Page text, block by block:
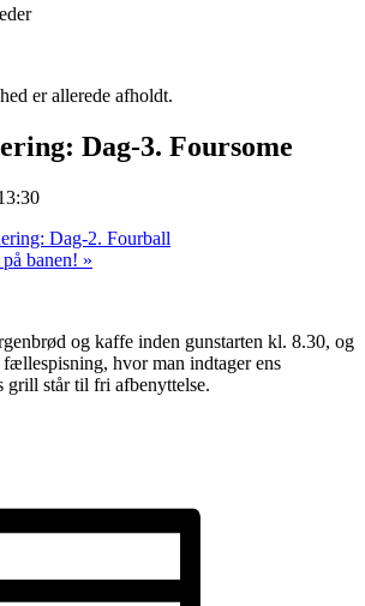
er allerede afholdt.
Dag-3. Foursome
Dag-2. Fourball
banen! »
og kaffe inden gunstarten kl. 8.30, og
fællespisning, hvor man indtager ens
grill står til fri afbenyttelse.